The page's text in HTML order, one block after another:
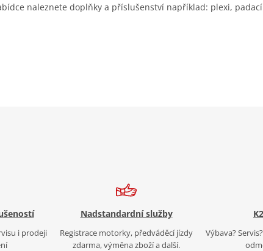
naleznete doplňky a příslušenství například: plexi,
i prodeji
Nadstandardní služby
Registrace motorky, předváděcí jízdy
zdarma, výměna zboží a další.
Výbava?